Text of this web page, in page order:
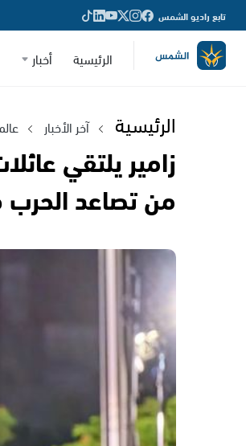
تابع راديو الشمس
الرئيسية أخبار
الرئيسية آخر الأخبار
زامير يلتقي
من تصاعد